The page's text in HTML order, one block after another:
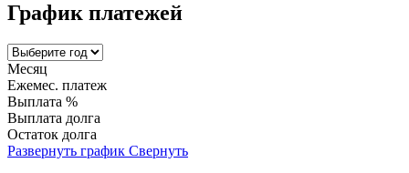
График платежей
Месяц
Ежемес. платеж
Выплата %
Выплата долга
Остаток долга
Развернуть график Свернуть